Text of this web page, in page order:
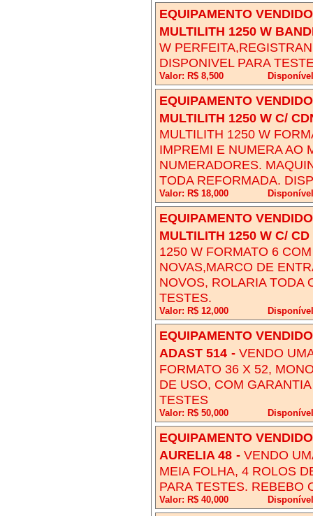
EQUIPAMENTO
MULTILITH 1250 W
W
DISPONIVEL PARA
Valor: R$ 8,500
EQUIPAMENTO
MULTILITH 1250 W C/
MULTILITH 1250 W
IMPREMI E NUMERA AO
NUMERADORES.
TODA REFORMADA.
Valor: R$ 18,000
EQUIPAMENTO
MULTILITH 1250 W C/ CD
1250 W FORMATO 6
NOVAS,MARCO DE
NOVOS, ROLARIA TODA
TESTES.
Valor: R$ 12,000
EQUIPAMENTO
ADAST 514 - VENDO
FORMATO 36 X 52,
DE USO, COM
TESTES
Valor: R$ 50,000
EQUIPAMENTO
AURELIA 48 - VENDO
MEIA FOLHA, 4 ROLOS
PARA TESTES. REBEBO
Valor: R$ 40,000